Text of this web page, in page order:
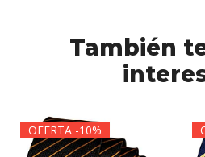
También
OFERTA -10%